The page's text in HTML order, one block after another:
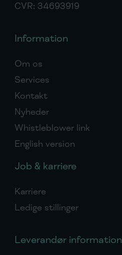
CVR: 34693919
Information
Om os
Services
Kontakt
Nyheder
Whistleblower link
English version
Job & karriere
Karriere
Ledige stillinger
Leverandør information